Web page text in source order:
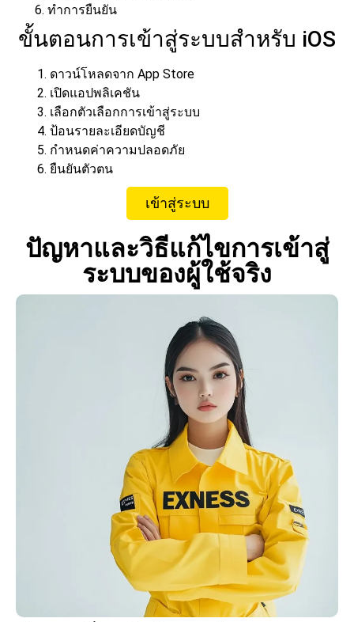
ทำการยืนยัน
ขั้นตอนการเข้าสู่ระบบสำหรับ iOS
ดาวน์โหลดจาก App Store
เปิดแอปพลิเคชัน
เลือกตัวเลือกการเข้าสู่ระบบ
ป้อนรายละเอียดบัญชี
กำหนดค่าความปลอดภัย
ยืนยันตัวตน
เข้าสู่ระบบ
ปัญหาและวิธีแก้ไขการเข้าสู่
ระบบของผู้ใช้จริง